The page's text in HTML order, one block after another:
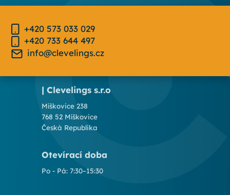
+420 573 033 029
+420 733 644 497
info@clevelings.cz
| Clevelings s.r.o
Míškovice 238
768 52 Míškovice
Česká Republika
Otevírací doba
Po - Pá: 7:30–15:30